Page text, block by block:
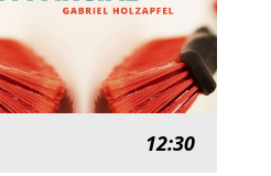
12:30